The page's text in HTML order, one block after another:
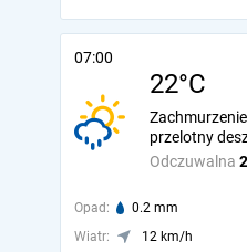
07:00
22°C
Odczuwalna
przelotny
Opad: 0.2 mm
Wiatr:
12 km/h